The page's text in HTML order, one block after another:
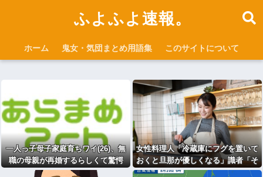
ふよふよ速報。
ホーム 鬼女・気団まとめ用語集 このサイトについて
一人っ子母子家庭育ちワイ(26)、無
職の母親が再婚するらしくて驚愕
女性料理人「冷蔵庫にフグを置いて
おくと旦那が優しくなる」識者「そ
の手があったか……」⇒7万いい